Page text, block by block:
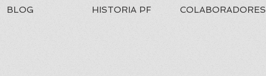
BLOG HISTORIA PF COLABORADORES